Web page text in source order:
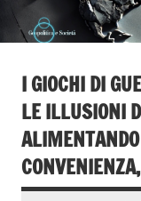
I GIOCHI DI
LE ILLUSIONI